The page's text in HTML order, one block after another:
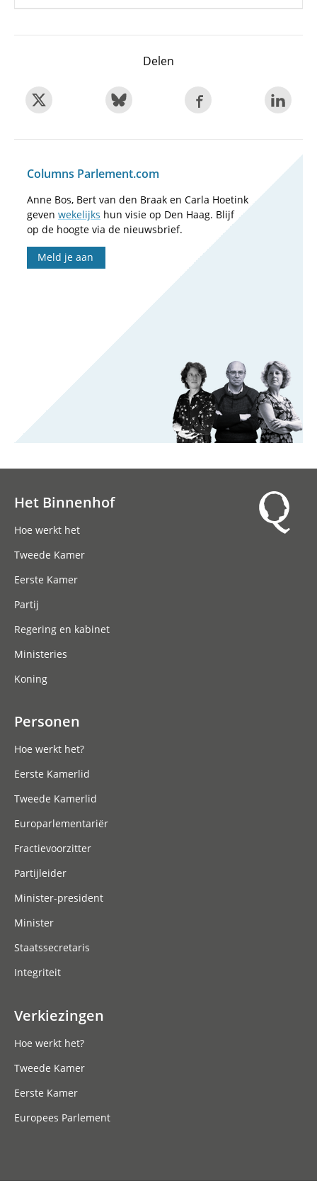
Delen
Columns Parlement.com
Anne Bos, Bert van den Braak en Carla Hoetink
geven wekelijks hun visie op Den Haag. Blijf
op de hoogte via de nieuwsbrief.
Meld je aan
Het Binnenhof
Hoe werkt het
Tweede Kamer
Eerste Kamer
Partij
Regering en kabinet
Ministeries
Koning
Personen
Hoe werkt het?
Eerste Kamerlid
Tweede Kamerlid
Europarlementariër
Fractievoorzitter
Partijleider
Minister-president
Minister
Staatssecretaris
Integriteit
Verkiezingen
Hoe werkt het?
Tweede Kamer
Eerste Kamer
Europees Parlement